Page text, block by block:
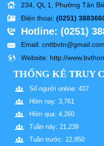
234, QL 1, Phường Tân
Điện thoại: (0251)
Hotline: (0251)
Email: cnttbvtn@gmail.com
Website: http://
THỐNG KÊ TRUY
Số người online: 437
Hôm nay: 3,761
Hôm qua: 4,260
Tuần này: 21,239
Tuần trước: 22,850